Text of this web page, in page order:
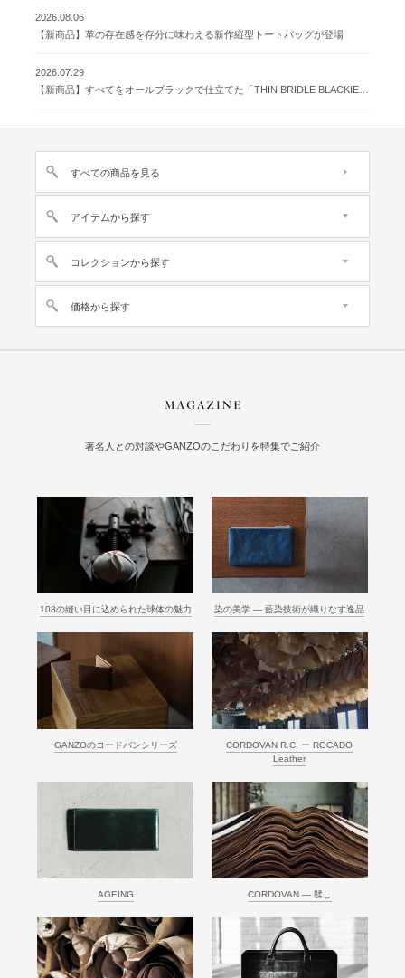
2026.08.06
【新商品】革の存在感を存分に味わえる新作縦型トートバッグが登場
2026.07.29
すべての商品を見る
アイテムから探す
コレクションから探す
価格から探す
著名人との対談やGANZOのこだわりを特集でご紹介
108の縫い目に込められた球体の魅力 染の美学 ― 藍染技術が織りなす逸品
GANZOのコードバンシリーズ
CORDOVAN R.C. ー ROCADO
Leather
AGEING CORDOVAN ― 鞣し